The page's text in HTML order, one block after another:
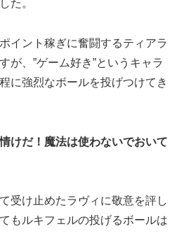
た。
イント稼ぎに奮闘するティアラ
が、”ゲーム好き”というキャラ
に強烈なボールを投げつけてき
けだ！魔法は使わないでおいて
受け止めたラヴィに敬意を評し
もルキフェルの投げるボールは